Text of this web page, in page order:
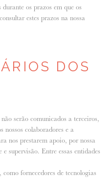
os prazos em que os
estes prazos na nossa
DOS
serão comunicados a terceiros,
nossos colaboradores e a
nos prestarem apoio, por nossa
supervisão. Entre essas entidades
como fornecedores de tecnologias